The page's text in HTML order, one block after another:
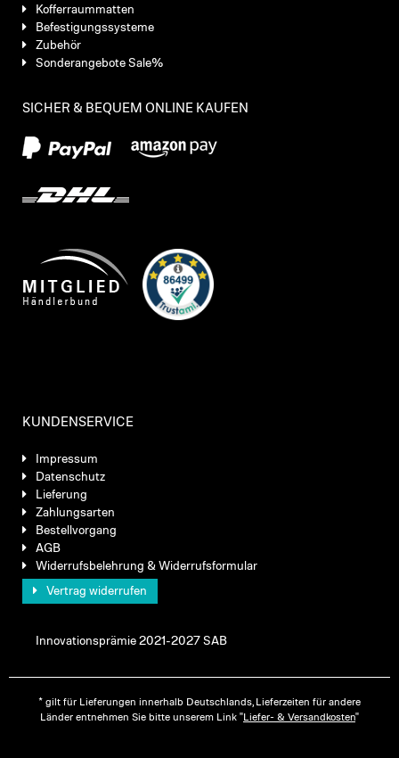
Kofferraummatten
Befestigungssysteme
Zubehör
Sonderangebote Sale%
SICHER & BEQUEM ONLINE KAUFEN
KUNDENSERVICE
Impressum
Datenschutz
Lieferung
Zahlungsarten
Bestellvorgang
AGB
Widerrufsbelehrung & Widerrufsformular
Vertrag widerrufen
Innovationsprämie 2021-2027 SAB
* gilt für Lieferungen innerhalb Deutschlands, Lieferzeiten für andere
Länder entnehmen Sie bitte unserem Link "Liefer- & Versandkosten"